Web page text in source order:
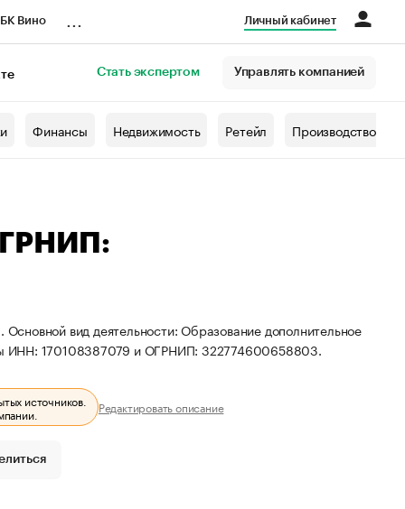
Вино Личный кабинет
Стать экспертом Управлять компанией
Финансы Недвижимость Ретейл Производство
вид деятельности: Образование дополнительное
ИНН: 170108387079 и ОГРНИП: 322774600658803.
источников. Редактировать описание